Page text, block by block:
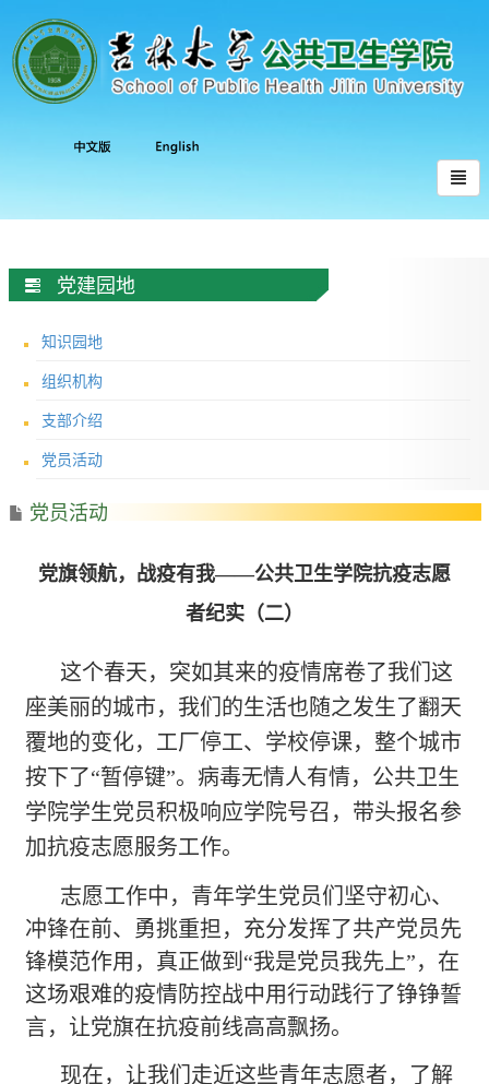
党建园地
知识园地
组织机构
支部介绍
党员活动
党员活动
党旗领航，战疫有我——公共卫生学院抗疫志愿
者纪实（二）
这个春天，突如其来的疫情席卷了我们这
座美丽的城市，我们的生活也随之发生了翻天
覆地的变化，工厂停工、学校停课，整个城市
按下了“暂停键”。病毒无情人有情，公共卫生
学院学生党员积极响应学院号召，带头报名参
加抗疫志愿服务工作。
志愿工作中，青年学生党员们坚守初心、
冲锋在前、勇挑重担，充分发挥了共产党员先
锋模范作用，真正做到 “我是党员我先上”，在
这场艰难的疫情防控战中用行动践行了铮铮誓
言，让党旗在抗疫前线高高飘扬。
现在，让我们走近这些青年志愿者，了解